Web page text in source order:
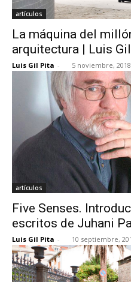
artículos
La máquina del
arquitectura | Luis
Luis Gil Pita - 5 noviembre, 2018
artículos
Five Senses.
escritos de Juhani
Luis Gil Pita - 10 septiembre,